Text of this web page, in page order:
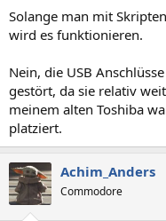
Solange man mit
wird es funktionieren.
Nein, die USB
gestört, da sie relativ
meinem alten Toshiba
platziert.
Achim_Anders
Commodore